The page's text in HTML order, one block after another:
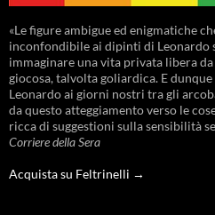
«Le figure ambigue ed enigmatiche
inconfondibile ai dipinti di Leonardo
immaginare una vita privata libera
giocosa, talvolta goliardica. E
Leonardo ai giorni nostri tra gli
da questo atteggiamento verso le
ricca di suggestioni sulla sensibilità
Corriere della Sera
Acquista su Feltrinelli →